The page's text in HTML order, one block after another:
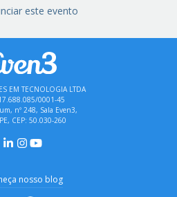
este evento
EM TECNOLOGIA LTDA
0001-45
nº 248, Sala Even3,
CEP: 50.030-260
nosso blog